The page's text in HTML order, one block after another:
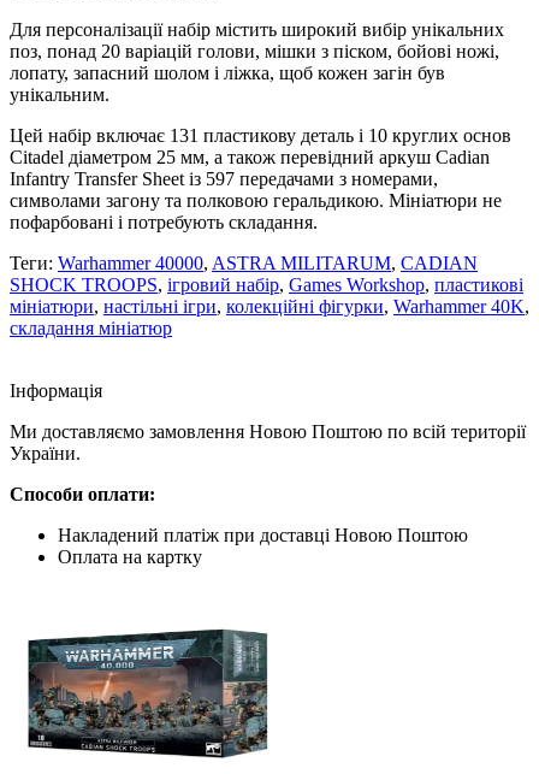
Для персоналізації набір містить широкий вибір унікальних
поз, понад 20 варіацій голови, мішки з піском, бойові ножі,
лопату, запасний шолом і ліжка, щоб кожен загін був
унікальним.
Цей набір включає 131 пластикову деталь і 10 круглих основ
Citadel діаметром 25 мм, а також перевідний аркуш Cadian
Infantry Transfer Sheet із 597 передачами з номерами,
символами загону та полковою геральдикою. Мініатюри не
пофарбовані і потребують складання.
Теги: Warhammer 40000, ASTRA MILITARUM, CADIAN
SHOCK TROOPS, ігровий набір, Games Workshop, пластикові
мініатюри, настільні ігри, колекційні фігурки, Warhammer 40K,
складання мініатюр
Iнформація
Ми доставляємо замовлення Новою Поштою по всій території
України.
Способи оплати:
Накладений платіж при доставці Новою Поштою
Оплата на картку